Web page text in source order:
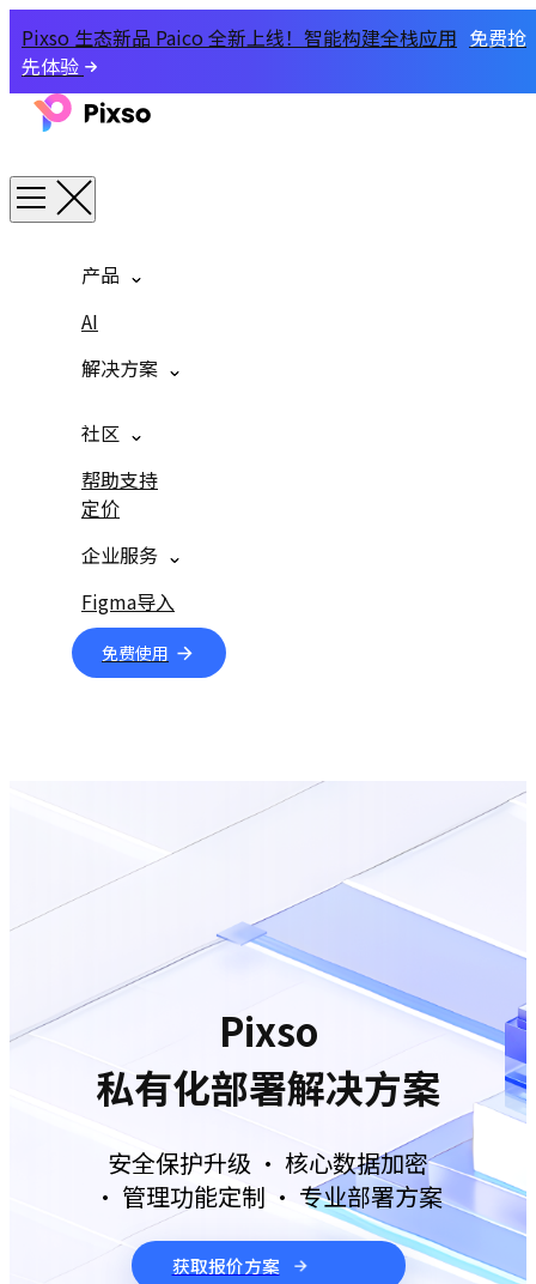
Pixso 生态新品 Paico 全新上线！智能构建全栈应用 免费抢
先体验
产品
AI
解决方案
社区
帮助支持
定价
企业服务
Figma导入
免费使用
Pixso
私有化部署解决方案
安全保护升级 · 核心数据加密
· 管理功能定制 · 专业部署方案
获取报价方案